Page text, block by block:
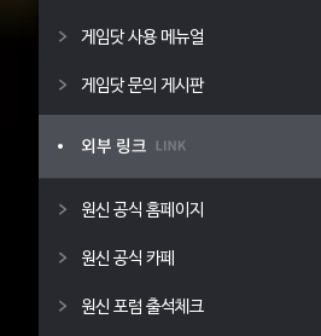
게임닷 사용 메뉴얼
게임닷 문의 게시판
원신 공식 홈페이지
원신 공식 카페
원신 포럼 출석체크